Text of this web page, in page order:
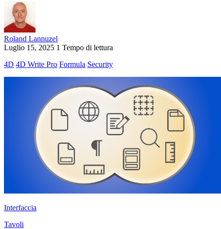
Roland Lannuzel
Luglio 15, 2025 1 Tempo di lettura
4D 4D Write Pro Formula Security
Interfaccia
Tavoli